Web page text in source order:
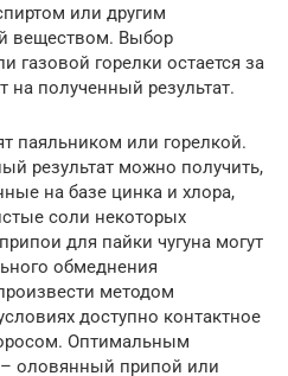
или другим
веществом. Выбор
газовой горелки остается за
на полученный результат.
паяльником или горелкой.
результат можно получить,
на базе цинка и хлора,
соли некоторых
для пайки чугуна могут
обмеднения
методом
доступно контактное
Оптимальным
оловянный припой или